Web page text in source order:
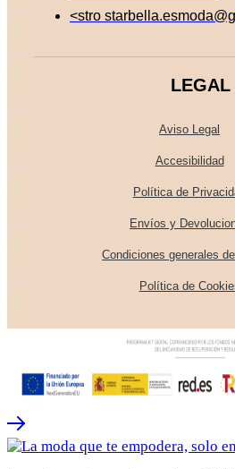
<stro
LEGAL
Aviso Legal
Accesibilidad
Política de
Envíos y
Condiciones generales
Política de